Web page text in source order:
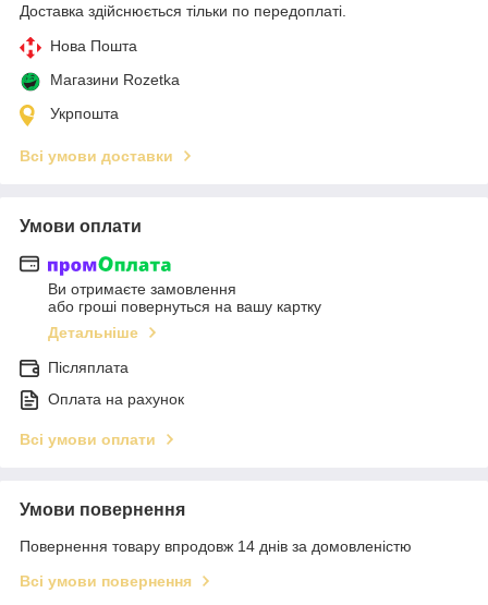
Доставка здійснюється тільки по передоплаті.
Нова Пошта
Магазини Rozetka
Укрпошта
Всі умови доставки
Умови оплати
Ви отримаєте замовлення
або гроші повернуться на вашу картку
Детальніше
Післяплата
Оплата на рахунок
Всі умови оплати
Умови повернення
Повернення товару впродовж 14 днів за домовленістю
Всі умови повернення